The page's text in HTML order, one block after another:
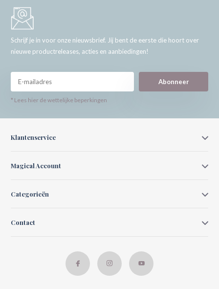
Schrijf je in voor onze nieuwsbrief. Jij bent de eerste die hoort over
nieuwe productreleases, acties en aanbiedingen!
Abonneer
* Lees hier de wettelijke beperkingen
Klantenservice
Magical Account
Categorieën
Contact